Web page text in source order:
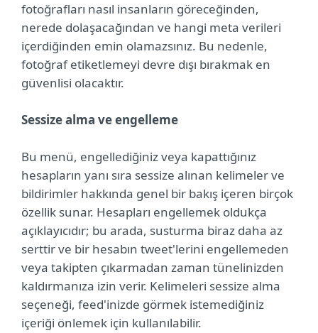
fotoğrafları nasıl insanların göreceğinden,
nerede dolaşacağından ve hangi meta verileri
içerdiğinden emin olamazsınız. Bu nedenle,
fotoğraf etiketlemeyi devre dışı bırakmak en
güvenlisi olacaktır.
Sessize alma ve engelleme
Bu menü, engellediğiniz veya kapattığınız
hesapların yanı sıra sessize alınan kelimeler ve
bildirimler hakkında genel bir bakış içeren birçok
özellik sunar. Hesapları engellemek oldukça
açıklayıcıdır; bu arada, susturma biraz daha az
serttir ve bir hesabın tweet'lerini engellemeden
veya takipten çıkarmadan zaman tünelinizden
kaldırmanıza izin verir. Kelimeleri sessize alma
seçeneği, feed'inizde görmek istemediğiniz
içeriği önlemek için kullanılabilir.